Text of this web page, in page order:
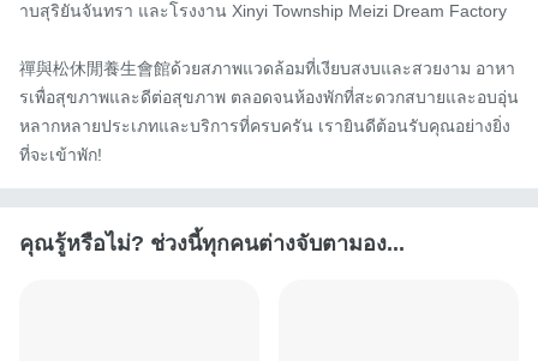
าบสุริยันจันทรา และโรงงาน Xinyi Township Meizi Dream Factory
禪與松休閒養生會館ด้วยสภาพแวดล้อมที่เงียบสงบและสวยงาม อาหา
รเพื่อสุขภาพและดีต่อสุขภาพ ตลอดจนห้องพักที่สะดวกสบายและอบอุ่น
หลากหลายประเภทและบริการที่ครบครัน เรายินดีต้อนรับคุณอย่างยิ่ง
ที่จะเข้าพัก!
คุณรู้หรือไม่? ช่วงนี้ทุกคนต่างจับตามอง...